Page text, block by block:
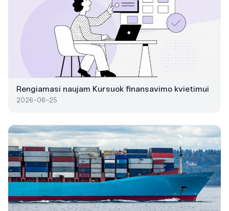
Rengiamasi naujam Kursuok finansavimo kvietimui
2026-06-25